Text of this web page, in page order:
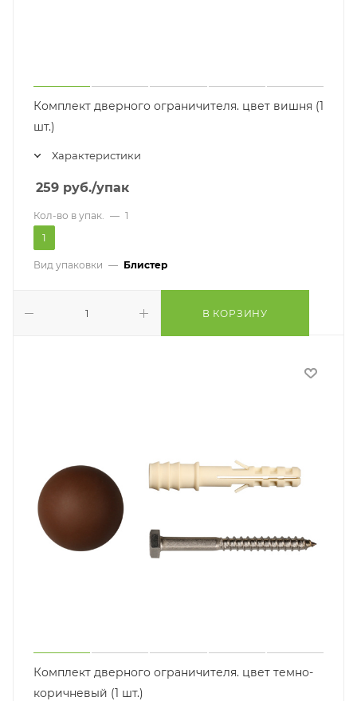
Комплект дверного ограничителя. цвет вишня (1
шт.)
Характеристики
259 руб./упак
Кол-во в упак. — 1
1
Вид упаковки — Блистер
В КОРЗИНУ
Комплект дверного ограничителя. цвет темно-
коричневый (1 шт.)